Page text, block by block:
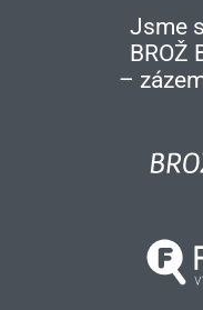
Jsme
BROŽ
–